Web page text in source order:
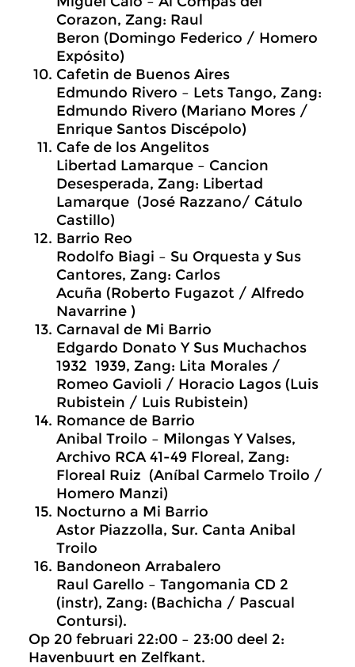
Corazon, Zang: Raul
Beron (Domingo Federico / Homero
Expósito)
Cafetin de Buenos Aires
Edmundo Rivero – Lets Tango, Zang:
Edmundo Rivero (Mariano Mores /
Enrique Santos Discépolo)
Cafe de los Angelitos
Libertad Lamarque – Cancion
Desesperada, Zang: Libertad
Lamarque (José Razzano/ Cátulo
Castillo)
Barrio Reo
Rodolfo Biagi – Su Orquesta y Sus
Cantores, Zang: Carlos
Acuña (Roberto Fugazot / Alfredo
Navarrine )
Carnaval de Mi Barrio
Edgardo Donato Y Sus Muchachos
1932 1939, Zang: Lita Morales /
Romeo Gavioli / Horacio Lagos (Luis
Rubistein / Luis Rubistein)
Romance de Barrio
Anibal Troilo – Milongas Y Valses,
Archivo RCA 41-49 Floreal, Zang:
Floreal Ruiz (Aníbal Carmelo Troilo /
Homero Manzi)
Nocturno a Mi Barrio
Astor Piazzolla, Sur. Canta Anibal
Troilo
Bandoneon Arrabalero
Raul Garello – Tangomania CD 2
(instr), Zang: (Bachicha / Pascual
Contursi).
Op 20 februari 22:00 – 23:00 deel 2:
Havenbuurt en Zelfkant.